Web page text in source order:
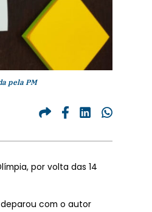
pela PM
por volta das 14
com o autor